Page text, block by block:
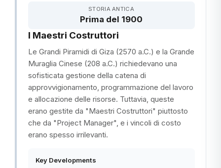
STORIA ANTICA
Prima del 1900
I Maestri Costruttori
Le Grandi Piramidi di Giza (2570 a.C.) e la Grande
Muraglia Cinese (208 a.C.) richiedevano una
sofisticata gestione della catena di
approvvigionamento, programmazione del lavoro
e allocazione delle risorse. Tuttavia, queste
erano gestite da "Maestri Costruttori" piuttosto
che da "Project Manager", e i vincoli di costo
erano spesso irrilevanti.
Key Developments